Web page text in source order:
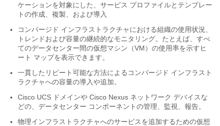
ケーションを対象にした、サービス プロファイルとテンプレー
トの作成、複製、および導入
コンバージド インフラストラクチャにおける組織の使用状況、
トレンドおよび容量の継続的なモニタリング。たとえば、すべ
てのデータセンター間の仮想マシン（VM）の使用率を示すヒ
ート マップを表示できます。
一貫したリピート可能な方法によるコンバージド インフラスト
ラクチャへの容量の導入や追加。
Cisco UCS ドメインや Cisco Nexus ネットワーク デバイスな
どの、データセンター コンポーネントの管理、監視、報告。
物理インフラストラクチャへのサービスを追加するための仮想